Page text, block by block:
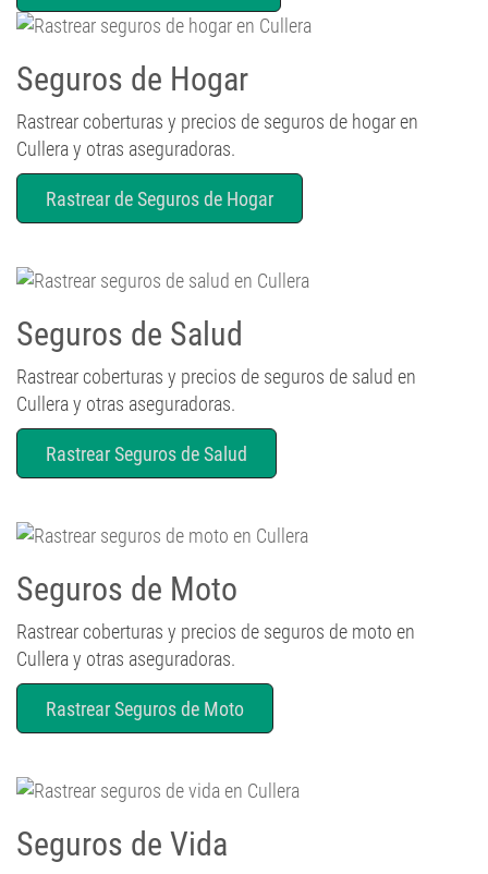
Seguros de Hogar
Rastrear coberturas y precios de seguros de hogar en
Cullera y otras aseguradoras.
Rastrear de Seguros de Hogar
Seguros de Salud
Rastrear coberturas y precios de seguros de salud en
Cullera y otras aseguradoras.
Rastrear Seguros de Salud
Seguros de Moto
Rastrear coberturas y precios de seguros de moto en
Cullera y otras aseguradoras.
Rastrear Seguros de Moto
Seguros de Vida